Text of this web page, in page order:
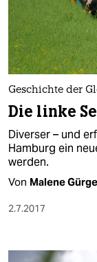
Geschichte der
Die linke
Diverser – und
Hamburg ein
werden.
Von Malene
2.7.2017